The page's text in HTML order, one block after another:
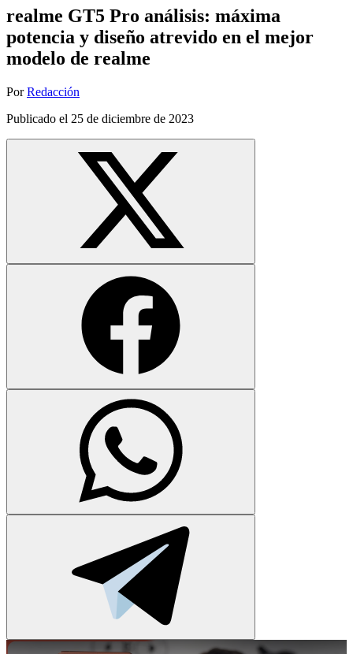
realme GT5 Pro análisis: máxima
potencia y diseño atrevido en el mejor
modelo de realme
Por Redacción
Publicado el 25 de diciembre de 2023